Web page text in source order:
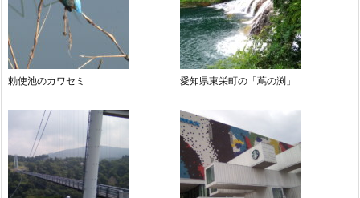
勅使池のカワセミ 愛知県東栄町の「蔦の渕」